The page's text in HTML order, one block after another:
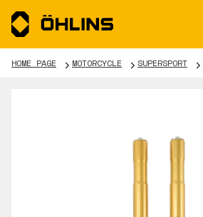
HOME PAGE MOTORCYCLE SUPERSPORT